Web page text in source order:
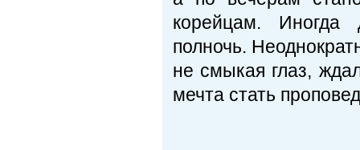
корейцам. Иногда
полночь.
не смыкая глаз,
мечта стать